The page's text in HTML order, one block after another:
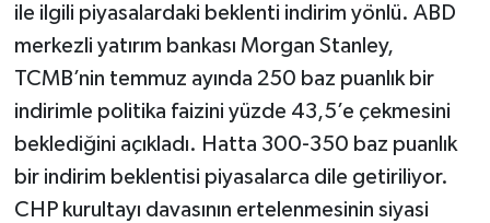
ile ilgili piyasalardaki beklenti indirim yönlü. ABD
merkezli yatırım bankası Morgan Stanley,
TCMB’nin temmuz ayında 250 baz puanlık bir
indirimle politika faizini yüzde 43,5’e çekmesini
beklediğini açıkladı. Hatta 300-350 baz puanlık
bir indirim beklentisi piyasalarca dile getiriliyor.
CHP kurultayı davasının ertelenmesinin siyasi